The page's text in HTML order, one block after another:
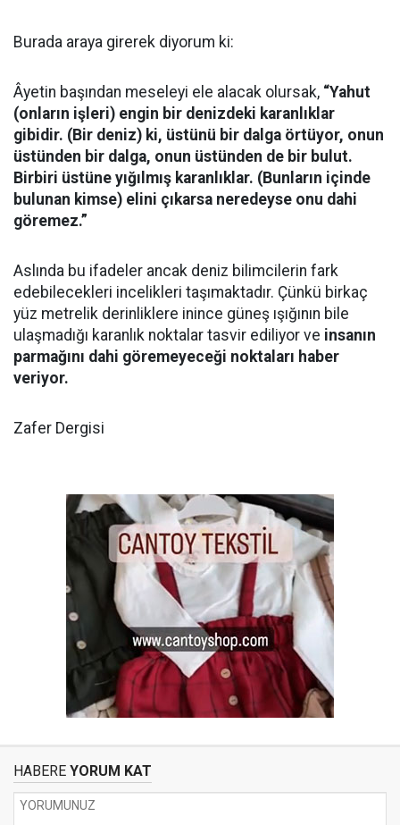
Burada araya girerek diyorum ki:
Âyetin başından meseleyi ele alacak olursak, “Yahut
(onların işleri) engin bir denizdeki karanlıklar
gibidir. (Bir deniz) ki, üstünü bir dalga örtüyor, onun
üstünden bir dalga, onun üstünden de bir bulut.
Birbiri üstüne yığılmış karanlıklar. (Bunların içinde
bulunan kimse) elini çıkarsa neredeyse onu dahi
göremez.”
Aslında bu ifadeler ancak deniz bilimcilerin fark
edebilecekleri incelikleri taşımaktadır. Çünkü birkaç
yüz metrelik derinliklere inince güneş ışığının bile
ulaşmadığı karanlık noktalar tasvir ediliyor ve insanın
parmağını dahi göremeyeceği noktaları haber
veriyor.
Zafer Dergisi
HABERE YORUM KAT